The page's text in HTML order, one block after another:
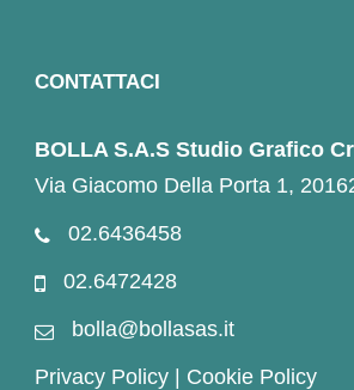
CONTATTACI
BOLLA S.A.S Studio Grafico
Via Giacomo Della Porta 1,
02.6436458
02.6472428
bolla@bollasas.it
Privacy Policy
Cookie Policy